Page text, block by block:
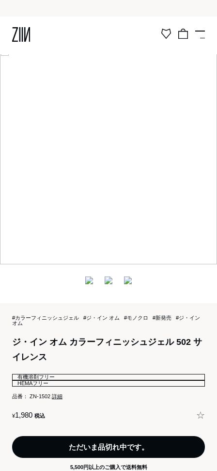
#カラーフィニッシュジェル #ジ・イン オム #モノクロ #新発売
#ジ・イン
オム
ジ・イン オム カラーフィニッシュジェル 502 サ
イレンス
有機溶剤フリー
HEMAフリー
品番： ZN-1502 詳細
¥1,980 税込 ☆
ただいま品切れ中です。
5,500円以上のご購入で送料無料